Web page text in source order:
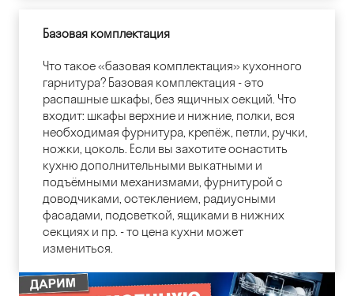
Базовая комплектация
Что такое «базовая комплектация» кухонного
гарнитура? Базовая комплектация - это
распашные шкафы, без ящичных секций. Что
входит: шкафы верхние и нижние, полки, вся
необходимая фурнитура, крепёж, петли, ручки,
ножки, цоколь. Если вы захотите оснастить
кухню дополнительными выкатными и
подъёмными механизмами, фурнитурой с
доводчиками, остеклением, радиусными
фасадами, подсветкой, ящиками в нижних
секциях и пр. - то цена кухни может
измениться.